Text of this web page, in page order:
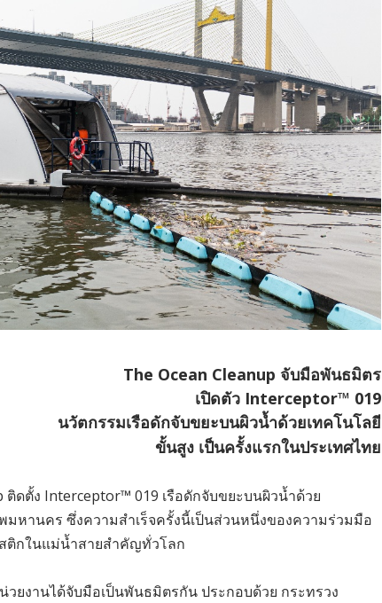
The Ocean Cleanup จับมือพันธมิตร
เปิดตัว Interceptor™ 019
นวัตกรรมเรือดักจับขยะบนผิวน้ำด้วยเทคโนโลยี
ขั้นสูง เป็นครั้งแรกในประเทศไทย
ติดตั้ง Interceptor™ 019 เรือดักจับขยะบนผิวน้ำด้วย
มหานคร ซึ่งความสำเร็จครั้งนี้เป็นส่วนหนึ่งของความร่วมมือ
ติกในแม่น้ำสายสำคัญทั่วโลก
ยงานได้จับมือเป็นพันธมิตรกัน ประกอบด้วย กระทรวง